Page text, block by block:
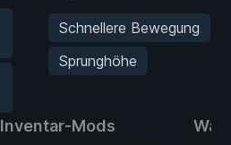
Schnellere Bewegung
Sprunghöhe
Inventar-Mods